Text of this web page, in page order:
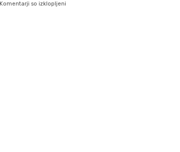
Komentarji so izklopljeni